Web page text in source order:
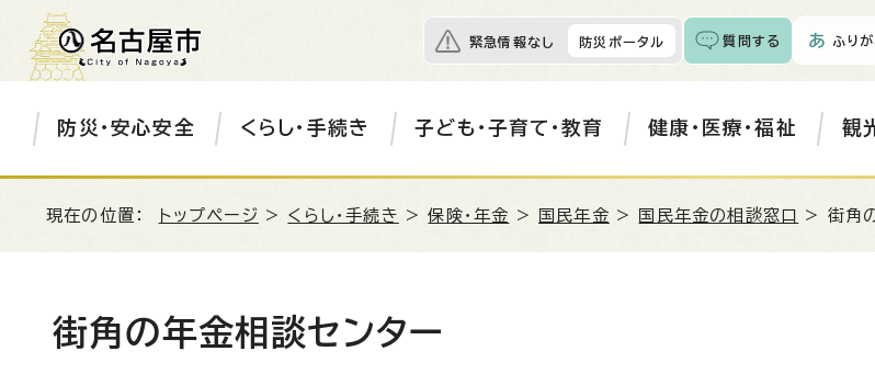
緊急情報なし 防災ポータル 質問する ふり
防災・安心安全 くらし・手続き 子ども・子育て・教育 健康・医療・福祉 観
現在の位置： トップページ > くらし・手続き >保険・年金 > 国民年金 > 国民年金の相談窓口 > 街角
街角の年金相談センター